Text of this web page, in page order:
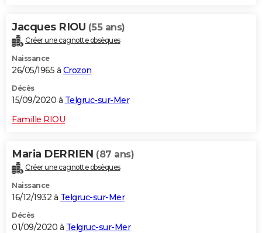
Jacques RIOU (55 ans)
Créer une cagnotte obsèques
Naissance
26/05/1965 à Crozon
Décès
15/09/2020 à Telgruc-sur-Mer
Famille RIOU
Maria DERRIEN (87 ans)
Créer une cagnotte obsèques
Naissance
16/12/1932 à Telgruc-sur-Mer
Décès
01/09/2020 à Telgruc-sur-Mer